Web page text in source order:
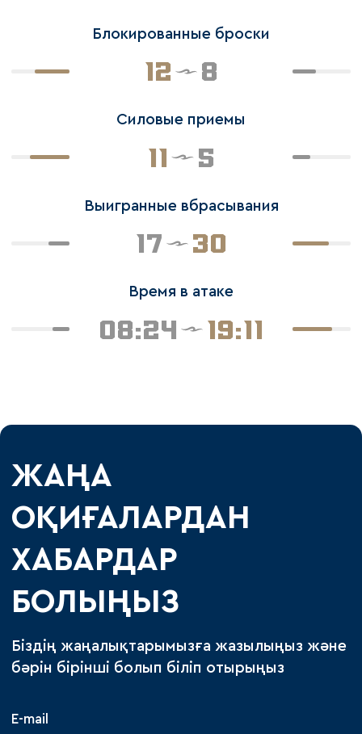
Блокированные броски
12 8
Силовые приемы
11 5
Выигранные вбрасывания
17 30
Время в атаке
08:24 19:11
ЖАҢА
ОҚИҒАЛАРДАН
ХАБАРДАР
БОЛЫҢЫЗ
Біздің жаңалықтарымызға жазылыңыз және
бәрін бірінші болып біліп отырыңыз
E-mail